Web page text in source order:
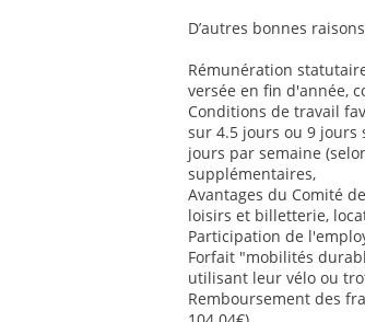
D’autres bonnes
Rémunération
versée en fin d'année,
Conditions de travail
sur 4.5 jours ou 9
jours par semaine
supplémentaires,
Avantages du Comité
loisirs et billetterie,
Participation de
Forfait "mobilités
utilisant leur vélo ou
Remboursement des